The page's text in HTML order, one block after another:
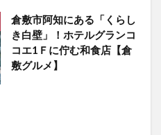
倉敷市阿知にある「くらし
き白壁」！ホテルグランコ
コエ1Ｆに佇む和食店【倉
敷グルメ】